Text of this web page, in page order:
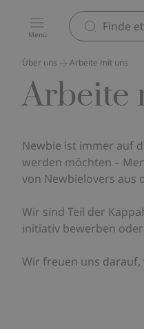
Menü
Über uns Arbeite mit uns
Arbeite
Newbie ist immer auf
werden möchten –
von Newbielovers aus
Wir sind Teil der
initiativ bewerben oder
Wir freuen uns